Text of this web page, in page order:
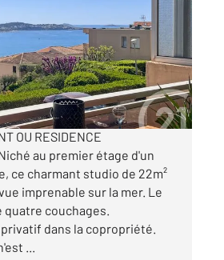
F1 à vendre
€
OU RESIDENCE
au premier étage d'un
ce charmant studio de 22m²
imprenable sur la mer. Le
quatre couchages.
dans la copropriété.
...